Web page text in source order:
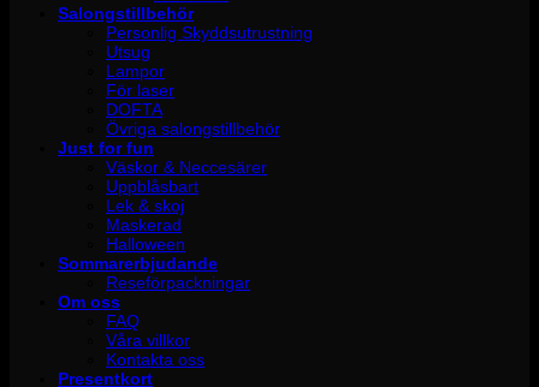
Salongstillbehör
Personlig Skyddsutrustning
Utsug
Lampor
För laser
DOFTA
Övriga salongstillbehör
Just for fun
Väskor & Neccesärer
Uppblåsbart
Lek & skoj
Maskerad
Halloween
Sommarerbjudande
Reseförpackningar
Om oss
FAQ
Våra villkor
Kontakta oss
Presentkort